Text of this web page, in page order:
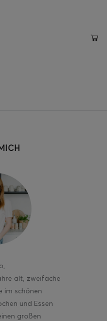
alt, zweifache
im schönen
und Essen
großen